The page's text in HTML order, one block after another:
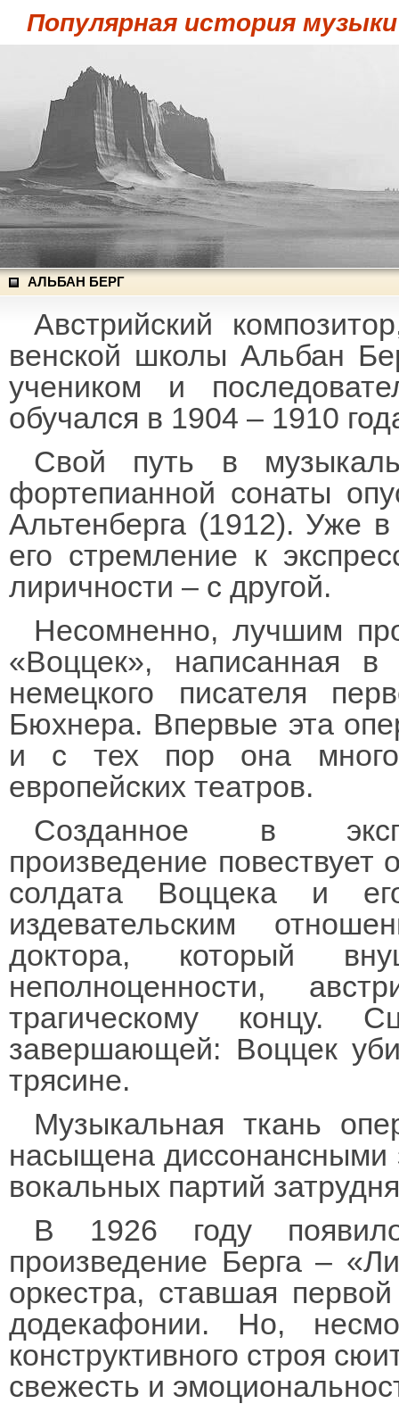
Популярная история музыки
АЛЬБАН БЕРГ
Австрийский
венской школы Альбан
учеником и
обучался в 1904 – 1910
Свой путь в
фортепианной сонаты
Альтенберга (1912). Уже в
его стремление к
лиричности – с другой.
Несомненно, лучшим
«Воццек», написанная
немецкого писателя
Бюхнера. Впервые эта
и с тех пор она много
европейских театров.
Созданное в
произведение повествует
солдата Воццека и
издевательским
доктора, который
неполноценности,
трагическому концу.
завершающей: Воццек
трясине.
Музыкальная ткань
насыщена диссонансными
вокальных партий
В 1926 году
произведение Берга –
оркестра, ставшая
додекафонии. Но,
конструктивного строя
свежесть и